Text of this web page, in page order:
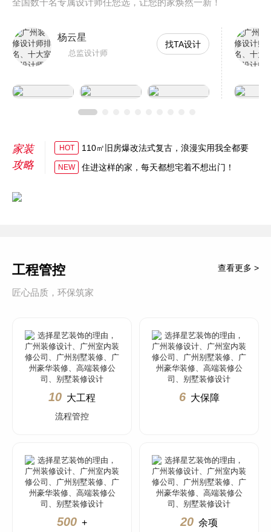
全国数千名专属设计师任您选，让您的家焕然一新！
杨云星
总监设计师
找TA设计
家装
攻略
HOT 110㎡旧房爆改法式复古，浪漫实用我全都要
NEW 住进这样的家，每天都想宅着不想出门！
工程管控
匠心品质，环保筑家
查看更多 >
10 大工程
流程管控
6 大保障
500 + 20 余项